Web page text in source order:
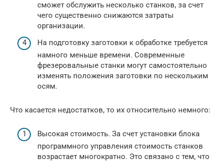
сможет обслужить несколько станков, за счет
чего существенно снижаются затраты
организации.
На подготовку заготовки к обработке требуется
намного меньше времени. Современные
фрезеровальные станки могут самостоятельно
изменять положения заготовки по нескольким
осям.
Что касается недостатков, то их относительно немного:
Высокая стоимость. За счет установки блока
программного управления стоимость станков
возрастает многократно. Это связано с тем, что